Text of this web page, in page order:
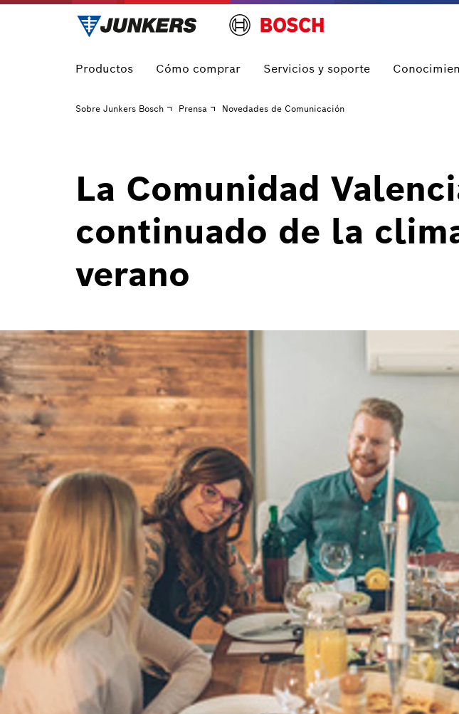
Productos Cómo comprar Servicios y soporte
Sobre Junkers Bosch Prensa Novedades de Comunicación
La Comunidad
continuado de la
verano